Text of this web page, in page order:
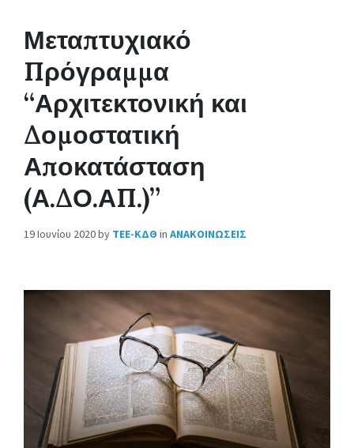
Μεταπτυχιακό
Πρόγραμμα
“Αρχιτεκτονική και
Δομοστατική
Αποκατάσταση
(Α.ΔΟ.ΑΠ.)”
19 Ιουνίου 2020by ΤΕΕ-ΚΔΘ in ΑΝΑΚΟΙΝΩΣΕΙΣ